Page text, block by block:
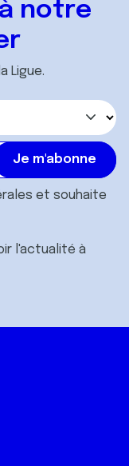
notre
Ligue.
et souhaite
l'actualité à